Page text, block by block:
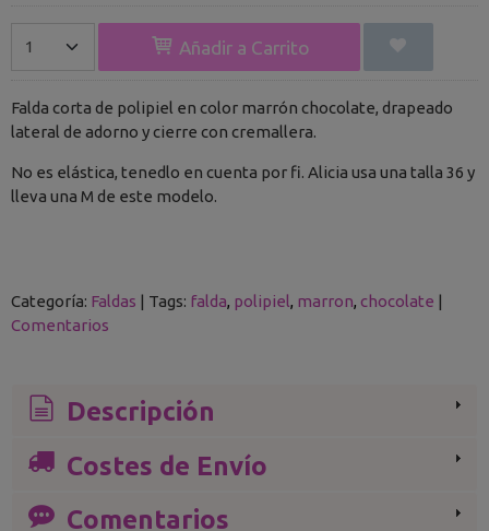
Añadir a Carrito
Falda corta de polipiel en color marrón chocolate, drapeado
lateral de adorno y cierre con cremallera.
No es elástica, tenedlo en cuenta por fi. Alicia usa una talla 36 y
lleva una M de este modelo.
Categoría: Faldas | Tags: falda polipiel marron chocolate |
Comentarios
Descripción
Costes de Envío
Comentarios